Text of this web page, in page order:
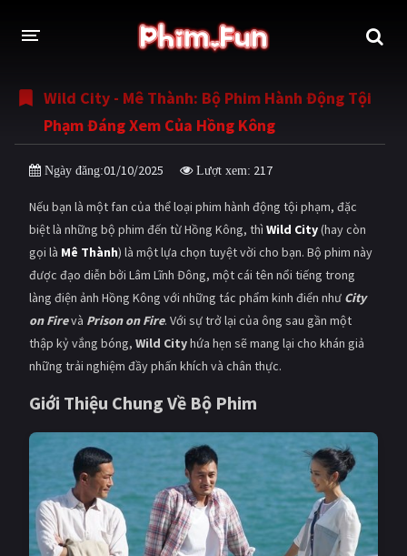
THỂ LOẠI
Thần thoại - Cổ trang Hành động
Tâm lý
Võ thuật - Kiếm hiệp Nhạc kịch
Kinh dị Tội phạm - Hình sự
Phiêu lưu Hài hước
Viễn tưởng Khoa học - Tài liệu
Hoạt hình Thể thao
Tình cảm - Lãng mạn Kỳ ảo
Giật gân Gia đình
Bí ẩn Lịch sử
Viễn Tây Tiểu sử
GameShow DramaTV
Wild City - Mê Thành: Bộ Phim Hành Động Tội
Phạm Đáng Xem Của Hồng Kông
Ngày đăng:01/10/2025 Lượt xem: 217
Nếu bạn là một fan của thể loại phim hành động tội phạm, đặc
biệt là những bộ phim đến từ Hồng Kông, thì Wild City(hay còn
gọi là Mê Thành) là một lựa chọn tuyệt vời cho bạn. Bộ phim này
được đạo diễn bởi Lâm Lĩnh Đông, một cái tên nổi tiếng trong
làng điện ảnh Hồng Kông với những tác phẩm kinh điển như City
on Firevà Prison on Fire. Với sự trở lại của ông sau gần một
thập kỷ vắng bóng, Wild Cityhứa hẹn sẽ mang lại cho khán giả
những trải nghiệm đầy phấn khích và chân thực.
Giới Thiệu Chung Về Bộ Phim